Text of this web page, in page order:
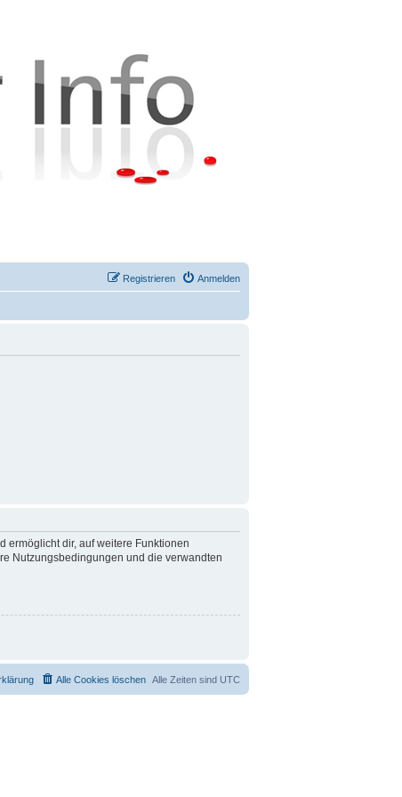
Anmelden
Registrieren
ermöglicht dir, auf weitere Funktionen
Nutzungsbedingungen und die verwandten
Alle Zeiten sind UTC
Alle Cookies löschen